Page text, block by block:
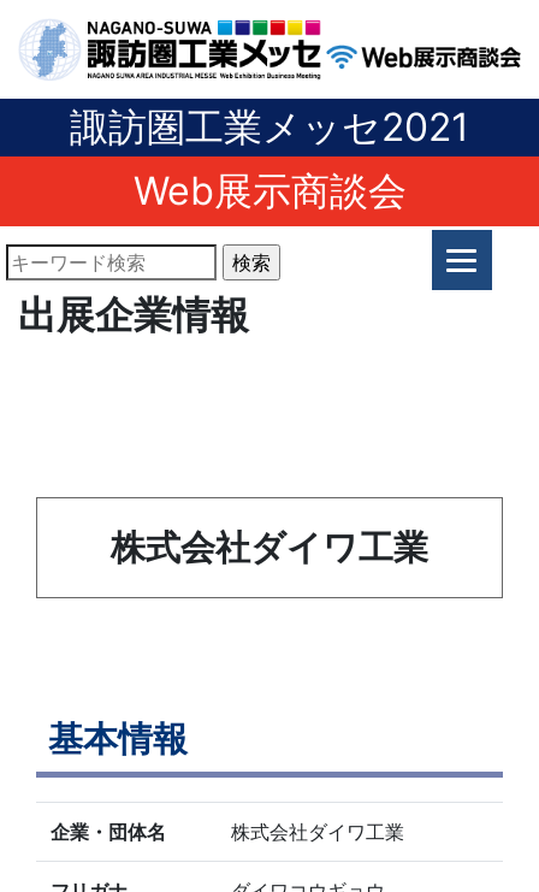
諏訪圏工業メッセ2021
Web展示商談会
出展企業情報
株式会社ダイワ工業
基本情報
企業・団体名 株式会社ダイワ工業